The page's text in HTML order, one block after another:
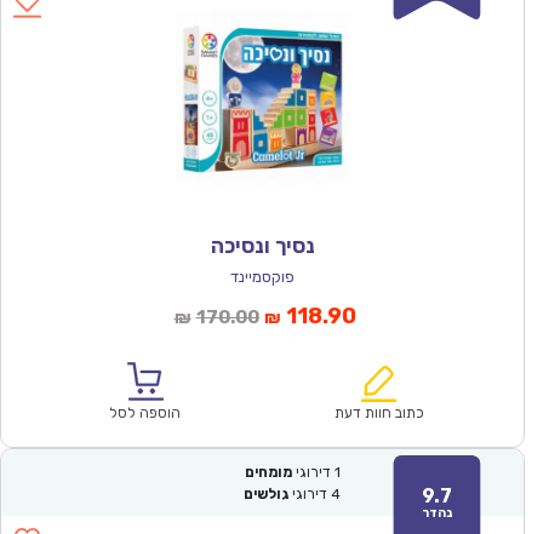
נסיך ונסיכה
פוקסמיינד
₪ 170.00המחיר
₪170.00.
₪ 118.90המחיר
הוא:
כתוב חוות דעת הוספה לסל
9.7
נהדר
1 דירוגי מומחים
4 דירוגי גולשים